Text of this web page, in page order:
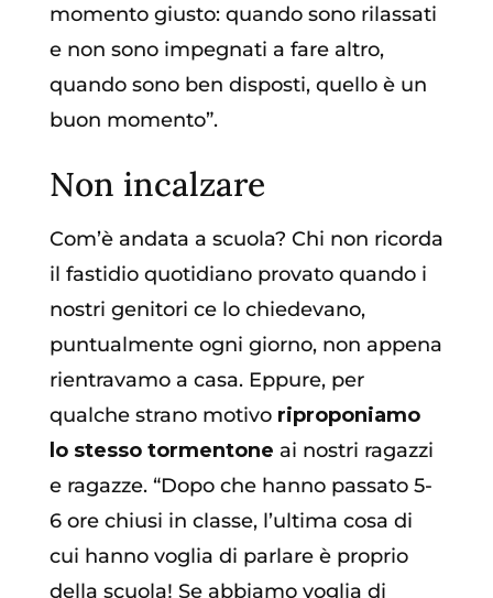
momento giusto: quando sono rilassati
e non sono impegnati a fare altro,
quando sono ben disposti, quello è un
buon momento”.
Non incalzare
Com’è andata a scuola? Chi non ricorda
il fastidio quotidiano provato quando i
nostri genitori ce lo chiedevano,
puntualmente ogni giorno, non appena
rientravamo a casa. Eppure, per
qualche strano motivo riproponiamo
lo stesso tormentone ai nostri ragazzi
e ragazze. “Dopo che hanno passato 5-
6 ore chiusi in classe, l’ultima cosa di
cui hanno voglia di parlare è proprio
della scuola! Se abbiamo voglia di